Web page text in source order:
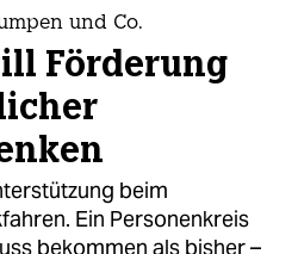
und Co.
Förderung
beim
Ein Personenkreis
bekommen als bisher –